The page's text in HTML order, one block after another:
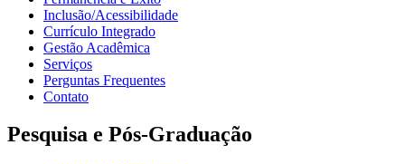
Inclusão/Acessibilidade
Currículo Integrado
Gestão Acadêmica
Serviços
Perguntas Frequentes
Contato
Pesquisa e Pós-Graduação